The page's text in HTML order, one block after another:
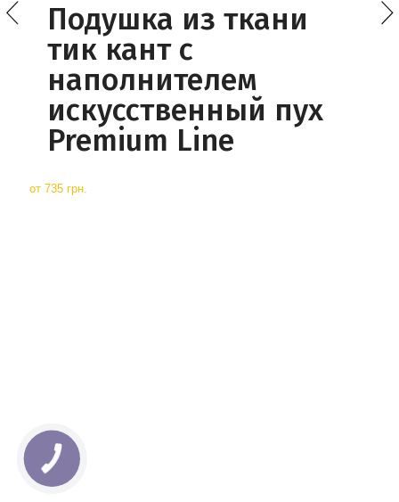
Подушка из ткани
тик кант с
наполнителем
искусственный пух
Premium Line
от 735 грн.
КНОПКА
СВЯЗИ